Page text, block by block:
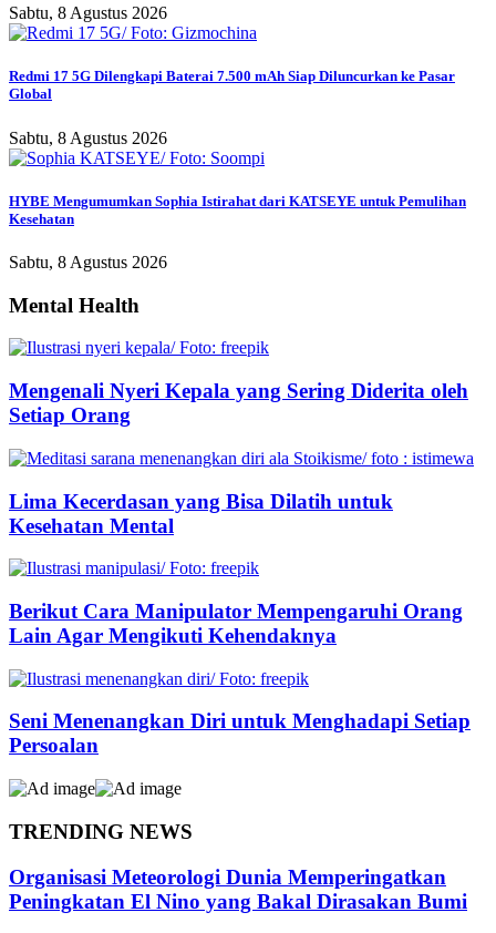
Sabtu, 8 Agustus 2026
Redmi 17 5G Dilengkapi Baterai 7.500 mAh Siap Diluncurkan ke Pasar
Global
Sabtu, 8 Agustus 2026
HYBE Mengumumkan Sophia Istirahat dari KATSEYE untuk Pemulihan
Kesehatan
Sabtu, 8 Agustus 2026
Mental Health
Mengenali Nyeri Kepala yang Sering Diderita oleh
Setiap Orang
Lima Kecerdasan yang Bisa Dilatih untuk
Kesehatan Mental
Berikut Cara Manipulator Mempengaruhi Orang
Lain Agar Mengikuti Kehendaknya
Seni Menenangkan Diri untuk Menghadapi Setiap
Persoalan
TRENDING NEWS
Organisasi Meteorologi Dunia Memperingatkan
Peningkatan El Nino yang Bakal Dirasakan Bumi